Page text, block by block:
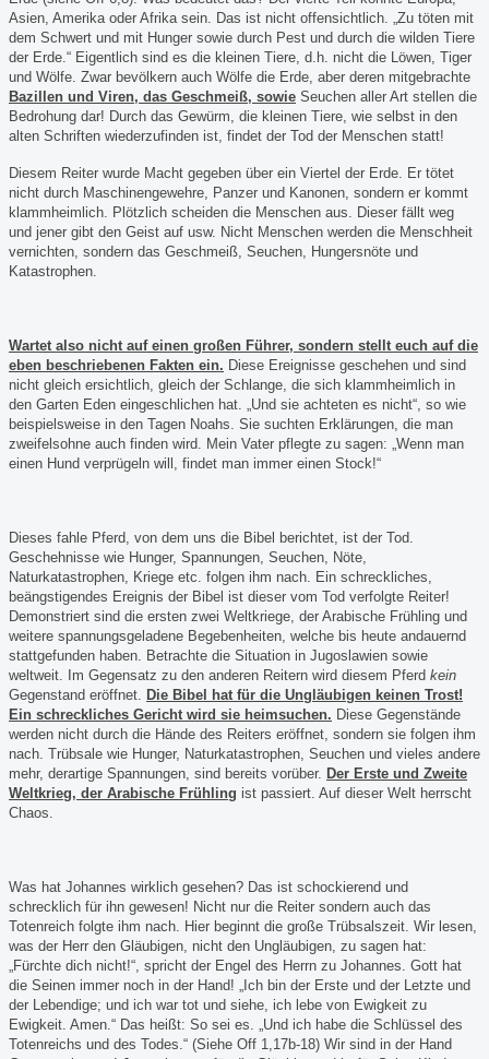
Asien, Amerika oder Afrika sein. Das ist nicht offensichtlich. „Zu töten mit
dem Schwert und mit Hunger sowie durch Pest und durch die wilden Tiere
der Erde.“ Eigentlich sind es die kleinen Tiere, d.h. nicht die Löwen, Tiger
und Wölfe. Zwar bevölkern auch Wölfe die Erde, aber deren mitgebrachte
Bazillen und Viren, das Geschmeiß, sowie Seuchen aller Art stellen die
Bedrohung dar! Durch das Gewürm, die kleinen Tiere, wie selbst in den
alten Schriften wiederzufinden ist, findet der Tod der Menschen statt!
Diesem Reiter wurde Macht gegeben über ein Viertel der Erde. Er tötet
nicht durch Maschinengewehre, Panzer und Kanonen, sondern er kommt
klammheimlich . Plötzlich scheiden die Menschen aus. Dieser fällt weg
und jener gibt den Geist auf usw. Nicht Menschen werden die Menschheit
vernichten, sondern das Geschmeiß, Seuchen, Hungersnöte und
Katastrophen.
Wartet also nicht auf einen großen Führer, sondern stellt euch auf die
eben beschriebenen Fakten ein. Diese Ereignisse geschehen und sind
nicht gleich ersichtlich, gleich der Schlange, die sich klammheimlich in
den Garten Eden eingeschlichen hat. „Und sie achteten es nicht“, so wie
beispielsweise in den Tagen Noahs. Sie suchten Erklärungen, die man
zweifelsohne auch finden wird. Mein Vater pflegte zu sagen: „Wenn man
einen Hund verprügeln will, findet man immer einen Stock!“
Dieses fahle Pferd, von dem uns die Bibel berichtet, ist der Tod.
Geschehnisse wie Hunger, Spannungen, Seuchen, Nöte,
Naturkatastrophen, Kriege etc. folgen ihm nach. Ein schreckliches,
beängstigendes Ereignis der Bibel ist dieser vom Tod verfolgte Reiter!
Demonstriert sind die ersten zwei Weltkriege, der Arabische Frühling und
weitere spannungsgeladene Begebenheiten, welche bis heute andauernd
stattgefunden haben. Betrachte die Situation in Jugoslawien sowie
weltweit. Im Gegensatz zu den anderen Reitern wird diesem Pferd kein
Gegenstand eröffnet.
Die Bibel hat für die Ungläubigen keinen Trost!
Ein schreckliches Gericht wird sie heimsuchen. Diese Gegenstände
werden nicht durch die Hände des Reiters eröffnet, sondern sie folgen ihm
nach. Trübsale wie Hunger, Naturkatastrophen, Seuchen und vieles andere
mehr, derartige Spannungen, sind bereits vorüber. Der Erste und Zweite
Weltkrieg, der Arabische Frühling ist passiert. Auf dieser Welt herrscht
Chaos.
Was hat Johannes wirklich gesehen? Das ist schockierend und
schrecklich für ihn gewesen! Nicht nur die Reiter sondern auch das
Totenreich folgte ihm nach. Hier beginnt die große Trübsalszeit. Wir lesen,
was der Herr den Gläubigen, nicht den Ungläubigen, zu sagen hat:
„Fürchte dich nicht!“, spricht der Engel des Herrn zu Johannes. Gott hat
die Seinen immer noch in der Hand! „Ich bin der Erste und der Letzte und
der Lebendige; und ich war tot und siehe, ich lebe von Ewigkeit zu
Ewigkeit. Amen.“ Das heißt: So sei es. „Und ich habe die Schlüssel des
Totenreichs und des Todes.“ (Siehe Off 1,17b-18) Wir sind in der Hand